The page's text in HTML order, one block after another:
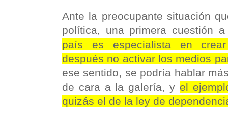
Ante la preocupante situación
política, una primera cuestión
país es especialista en
después no activar los medios
ese sentido, se podría hablar
de cara a la galería, y el
quizás el de la ley de